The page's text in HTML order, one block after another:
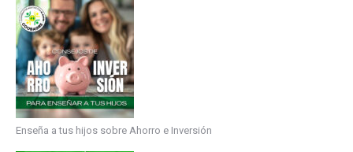
Enseña a tus hijos sobre Ahorro e Inversión